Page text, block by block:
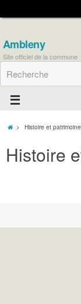
Ambleny
Site officiel de la commune
Histoire et patrimoine
Histoire